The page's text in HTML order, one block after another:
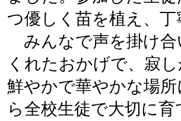
つ優しく苗を植え、
みんなで声を掛け合
くれたおかげで、寂
鮮やかで華やかな場
ら全校生徒で大切に